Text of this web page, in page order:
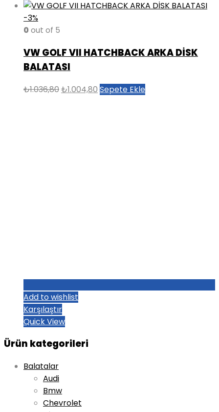
-3%
0 out of 5
VW GOLF VII HATCHBACK ARKA DİSK
BALATASI
₺1.036,80Orijinal
₺1.004,80 Şu
Sepete Ekle
Add to wishlist
Karşılaştır
Quick View
Ürün kategorileri
Balatalar
Audi
Bmw
Chevrolet